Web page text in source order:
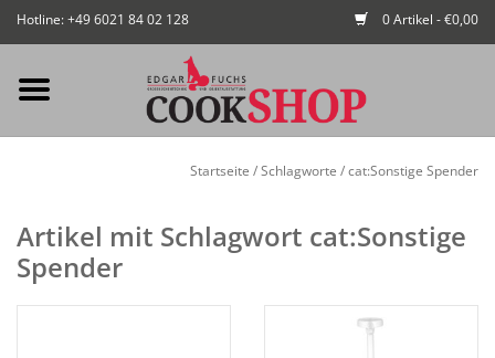
Hotline: +49 6021 84 02 128 0 Artikel - €0,00
Startseite
NEU
Startseite /Schlagworte /cat:Sonstige Spender
Artikel mit Schlagwort cat:Sonstige
Spender